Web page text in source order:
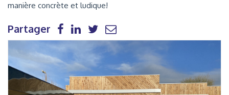
manière concrète et ludique!
Partager